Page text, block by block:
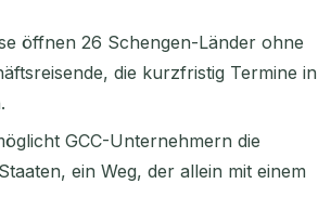
öffnen 26 Schengen-Länder ohne
die kurzfristig Termine in
GCC-Unternehmern die
ein Weg, der allein mit einem